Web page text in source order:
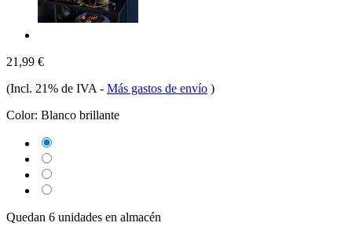
21,99 €
(Incl. 21% de IVA - Más gastos de envío )
Color: Blanco brillante
Quedan 6 unidades en almacén